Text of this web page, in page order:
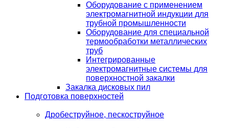
Оборудование с применением
электромагнитной индукции для
трубной промышленности
Оборудование для специальной
термообработки металлических
труб
Интегрированные
электромагнитные системы для
поверхностной закалки
Закалка дисковых пил
Подготовка поверхностей
Дробеструйное, пескоструйное